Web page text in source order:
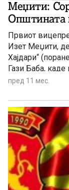
Меџити:
Општината
Првиот
Изет Меџити,
Хајдари“
Гази Баба, каде
должина од 170
унапредување
пред 11 мес.